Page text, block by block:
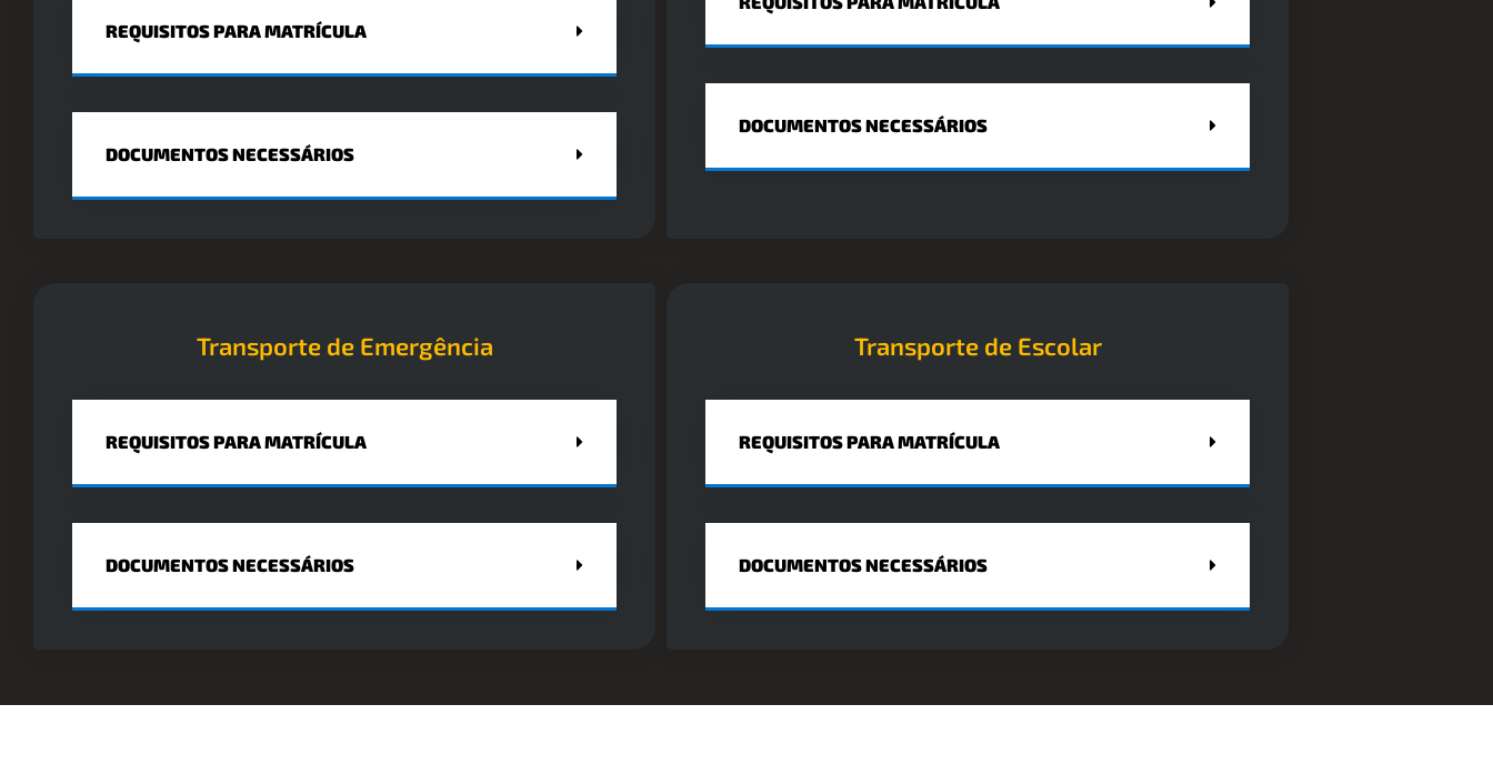
REQUISITOS PARA MATRÍCULA
DOCUMENTOS NECESSÁRIOS
DOCUMENTOS NECESSÁRIOS
Transporte de Emergência
REQUISITOS PARA MATRÍCULA
DOCUMENTOS NECESSÁRIOS
Transporte de Escolar
REQUISITOS PARA MATRÍCULA
DOCUMENTOS NECESSÁRIOS